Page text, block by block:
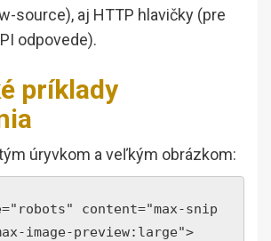
source), aj HTTP hlavičky (pre
odpovede).
príklady
úryvkom a veľkým obrázkom:
content="max-snip
image-preview:large">